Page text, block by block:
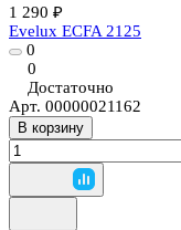
1 290 ₽
Evelux ECFA 2125
0
0
Достаточно
Арт. 00000021162
В корзину